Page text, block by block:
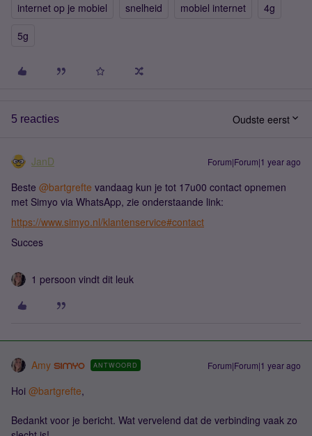
internet op je mobiel snelheid mobiel internet
4g
5g
5 reacties Oudste eerst
JanD Forum|Forum|1 year ago
Beste ​ @bartgrefte vandaag kun je tot 17u00 contact opnemen
met Simyo via WhatsApp, zie onderstaande link:
https://www.simyo.nl/klantenservice#contact
Succes
1 persoon vindt dit leuk
Amy ANTWOORD Forum|Forum|1 year ago
Hoi ​ @bartgrefte,
Bedankt voor je bericht. Wat vervelend dat de verbinding vaak zo